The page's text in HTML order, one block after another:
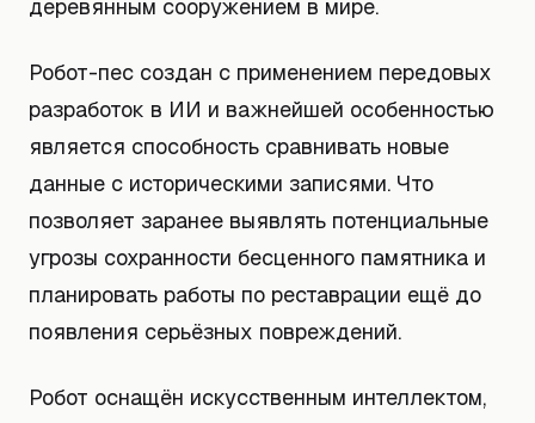
деревянным сооружением в мире.
Робот-пес создан с применением передовых
разработок в ИИ и важнейшей особенностью
является способность сравнивать новые
данные с историческими записями. Что
позволяет заранее выявлять потенциальные
угрозы сохранности бесценного памятника и
планировать работы по реставрации ещё до
появления серьёзных повреждений.
Робот оснащён искусственным интеллектом,